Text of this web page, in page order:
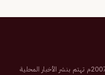
صحيفة إلكترونية سعودية تم تأسيسها عام 2007م تهتم بنشر الأخبار المحلية